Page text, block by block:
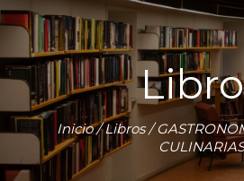
Inicio/Libros/
CULINARIAS